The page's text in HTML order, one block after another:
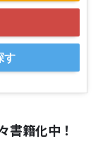
す
書籍化中！